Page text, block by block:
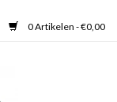
0 Artikelen - €0,00